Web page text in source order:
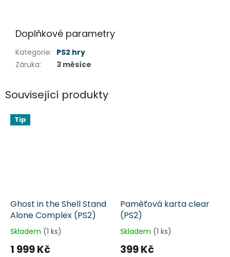
Doplňkové parametry
Kategorie: PS2 hry
Záruka: 3 měsíce
Související produkty
Tip
Ghost in the Shell Stand
Alone Complex (PS2)
Skladem (1 ks)
1 999 Kč
Paměťová karta clear
(PS2)
Skladem (1 ks)
399 Kč